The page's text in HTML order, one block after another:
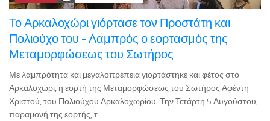
Το Αρκαλοχώρι γιόρτασε τον Προστάτη και
Πολιούχο του - Λαμπρός ο εορτασμός της
Μεταμορφώσεως του Σωτήρος
Με λαμπρότητα και μεγαλοπρέπεια γιορτάστηκε και φέτος στο
Αρκαλοχώρι, η εορτή της Μεταμορφώσεως του Σωτήρος Αφέντη
Χριστού, του Πολιούχου Αρκαλοχωρίου. Την Τετάρτη 5 Αυγούστου,
παραμονή της εορτής, τ